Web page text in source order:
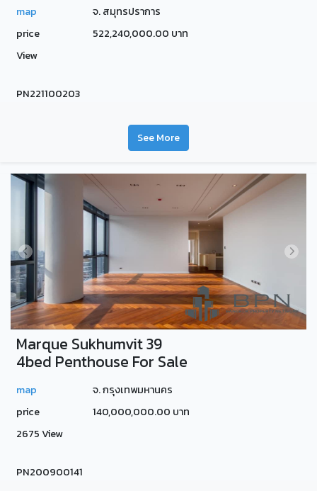
map
จ. สมุทรปราการ
price
522,240,000.00 บาท
View
PN221100203
See More
Marque Sukhumvit 39
4bed Penthouse For Sale
map
จ. กรุงเทพมหานคร
price
140,000,000.00 บาท
2675 View
PN200900141